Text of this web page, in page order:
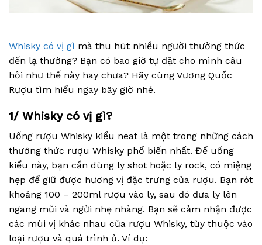
Whisky có vị gì mà thu hút nhiều người thưởng thức
đến lạ thường? Bạn có bao giờ tự đặt cho mình câu
hỏi như thế này hay chưa? Hãy cùng Vương Quốc
Rượu tìm hiểu ngay bây giờ nhé.
1/ Whisky có vị gì?
Uống rượu Whisky kiểu neat là một trong những cách
thưởng thức rượu Whisky phổ biến nhất. Để uống
kiểu này, bạn cần dùng ly shot hoặc ly rock, có miệng
hẹp để giữ được hương vị đặc trưng của rượu. Bạn rót
khoảng 100 – 200ml rượu vào ly, sau đó đưa ly lên
ngang mũi và ngửi nhẹ nhàng. Bạn sẽ cảm nhận được
các mùi vị khác nhau của rượu Whisky, tùy thuộc vào
loại rượu và quá trình ủ. Ví dụ: